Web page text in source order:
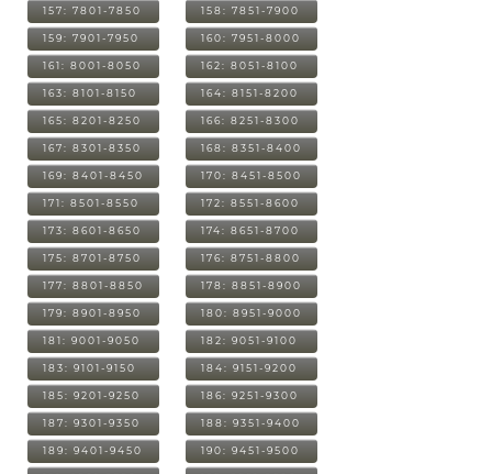
157: 7801-7850 158: 7851-7900
159: 7901-7950 160: 7951-8000
161: 8001-8050 162: 8051-8100
163: 8101-8150 164: 8151-8200
165: 8201-8250 166: 8251-8300
167: 8301-8350 168: 8351-8400
169: 8401-8450 170: 8451-8500
171: 8501-8550 172: 8551-8600
173: 8601-8650 174: 8651-8700
175: 8701-8750 176: 8751-8800
177: 8801-8850 178: 8851-8900
179: 8901-8950 180: 8951-9000
181: 9001-9050 182: 9051-9100
183: 9101-9150 184: 9151-9200
185: 9201-9250 186: 9251-9300
187: 9301-9350 188: 9351-9400
189: 9401-9450 190: 9451-9500